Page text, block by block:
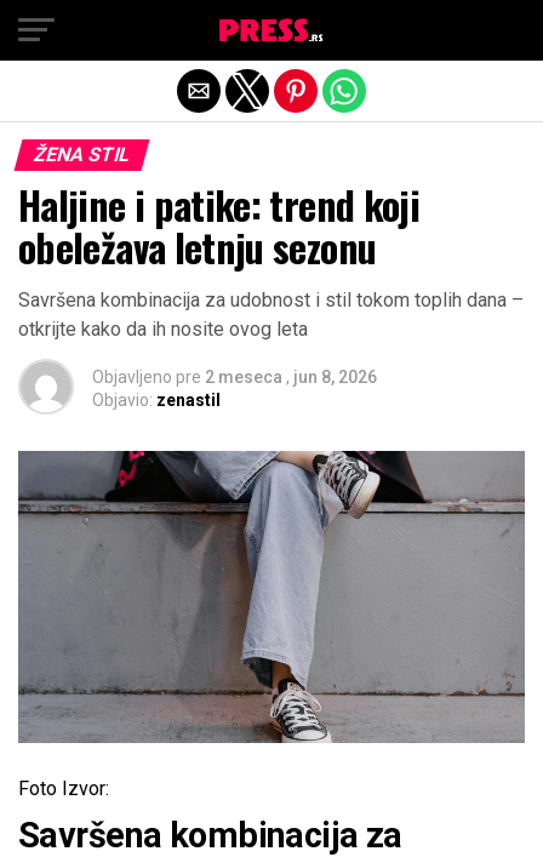
ŽENA STIL
Haljine i patike: trend koji
obeležava letnju sezonu
Savršena kombinacija za udobnost i stil tokom toplih dana –
otkrijte kako da ih nosite ovog leta
Objavljeno pre 2 meseca , jun 8, 2026
Objavio: zenastil
Foto Izvor:
Savršena kombinacija za
Exit mobile version